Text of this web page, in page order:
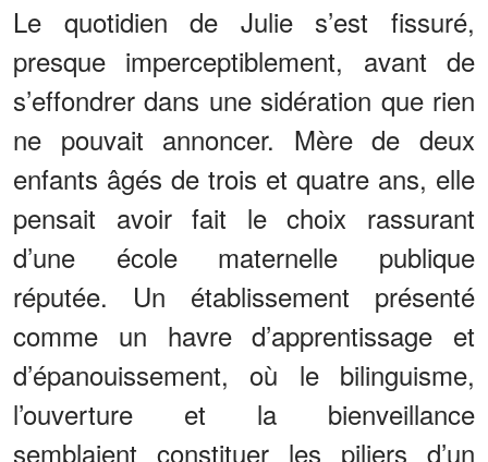
Le quotidien de Julie s’est fissuré,
presque imperceptiblement, avant de
s’effondrer dans une sidération que rien
ne pouvait annoncer. Mère de deux
enfants âgés de trois et quatre ans, elle
pensait avoir fait le choix rassurant
d’une école maternelle publique
réputée. Un établissement présenté
comme un havre d’apprentissage et
d’épanouissement, où le bilinguisme,
l’ouverture et la bienveillance
semblaient constituer les piliers d’un